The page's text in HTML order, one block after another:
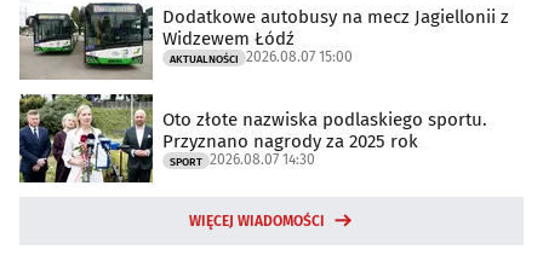
Dodatkowe autobusy na mecz Jagiellonii z
Widzewem Łódź
AKTUALNOŚCI 2026.08.07 15:00
Oto złote nazwiska podlaskiego sportu.
Przyznano nagrody za 2025 rok
SPORT 2026.08.07 14:30
WIĘCEJ WIADOMOŚCI